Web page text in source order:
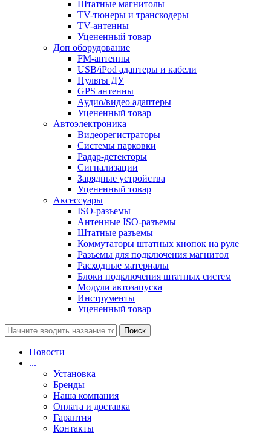
Штатные магнитолы
TV-тюнеры и транскодеры
TV-антенны
Уцененный товар
Доп оборудование
FM-антенны
USB/iPod адаптеры и кабели
Пульты ДУ
GPS антенны
Аудио/видео адаптеры
Уцененный товар
Автоэлектроника
Видеорегистраторы
Системы парковки
Радар-детекторы
Сигнализации
Зарядные устройства
Уцененный товар
Аксессуары
ISO-разъемы
Антенные ISO-разъемы
Штатные разъемы
Коммутаторы штатных кнопок на руле
Разъемы для подключения магнитол
Расходные материалы
Блоки подключения штатных систем
Модули автозапуска
Инструменты
Уцененный товар
Поиск
Новости
...
Установка
Бренды
Наша компания
Оплата и доставка
Гарантия
Контакты